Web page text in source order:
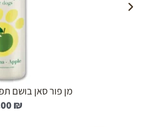
הוספה
מן פור סאן בושם תפוח 125 מ"ל
₪